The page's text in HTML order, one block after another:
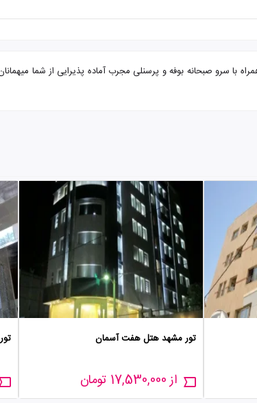
آپارتمان سامرا با تضمین بهترین قیمت. هتل آپارتمان سامرا 1 ستاره همراه با سرو صبحانه بوفه و
تور مشهد هتل هفت آسمان
از 17,530,000 تومان